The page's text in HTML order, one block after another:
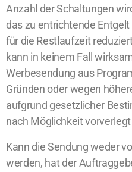
Anzahl der Schaltungen
das zu entrichtende
für die Restlaufzeit
kann in keinem Fall
Werbesendung aus
Gründen oder wegen
aufgrund gesetzlicher
nach Möglichkeit
Kann die Sendung weder
werden, hat der